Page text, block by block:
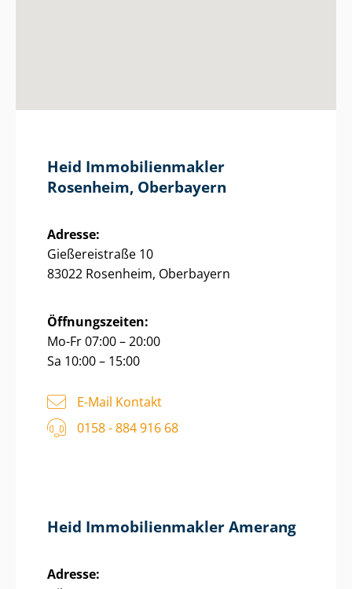
Heid Im­mo­bi­li­en­mak­ler
Rosenheim, Oberbayern
Adresse:
Gießereistraße 10
83022 Rosenheim, Oberbayern
Öffnungszeiten:
Mo-Fr 07:00 – 20:00
Sa 10:00 – 15:00
E-Mail Kontakt
0158 - 884 916 68
Heid Im­mo­bi­li­en­mak­ler Amerang
Adresse: